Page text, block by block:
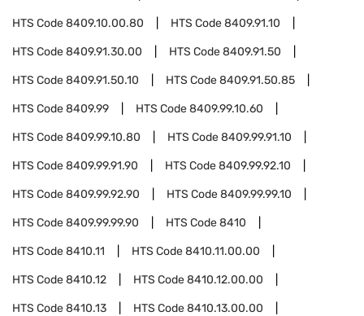
HTS Code8409.10.00.80 HTS Code8409.91.10
HTS Code8409.91.30.00 HTS Code8409.91.50
HTS Code8409.91.50.10 HTS Code8409.91.50.85
HTS Code8409.99 HTS Code8409.99.10.60
HTS Code8409.99.10.80 HTS Code8409.99.91.10
HTS Code8409.99.91.90 HTS Code8409.99.92.10
HTS Code8409.99.92.90 HTS Code8409.99.99.10
HTS Code8409.99.99.90 HTS Code8410
HTS Code8410.11 HTS Code8410.11.00.00
HTS Code8410.12 HTS Code8410.12.00.00
HTS Code8410.13 HTS Code8410.13.00.00